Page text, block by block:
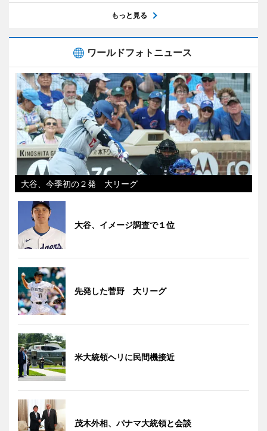
もっと見る
ワールドフォトニュース
大谷、今季初の２発 大リーグ
大谷、イメージ調査で１位
先発した菅野 大リーグ
米大統領ヘリに民間機接近
茂木外相、パナマ大統領と会談